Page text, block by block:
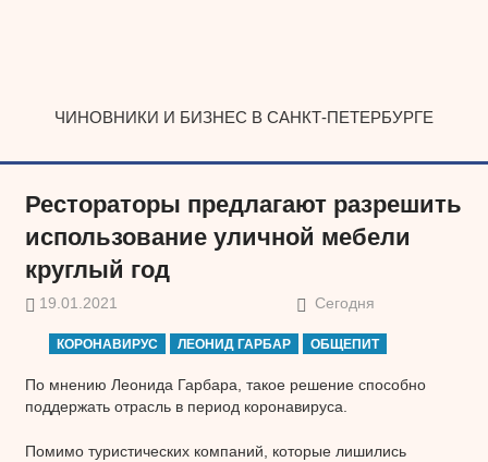
ЧИНОВНИКИ И БИЗНЕС В САНКТ-ПЕТЕРБУРГЕ
Рестораторы предлагают разрешить
использование уличной мебели
круглый год
19.01.2021 Сегодня
КОРОНАВИРУС ЛЕОНИД ГАРБАР ОБЩЕПИТ
По мнению Леонида Гарбара, такое решение способно
поддержать отрасль в период коронавируса.
Помимо туристических компаний, которые лишились